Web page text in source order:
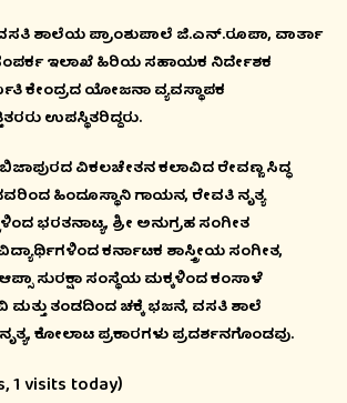
ಶಾಲೆಯ ಪ್ರಾಂಶುಪಾಲೆ ಜಿ.ಎನ್.ರೂಪಾ, ವಾರ್ತಾ
ಇಲಾಖೆ ಹಿರಿಯ ಸಹಾಯಕ ನಿರ್ದೇಶಕ
ಕೇಂದ್ರದ ಯೋಜನಾ ವ್ಯವಸ್ಥಾಪಕ
ಉಪಸ್ಥಿತರಿದ್ದರು.
ವಿಕಲಚೇತನ ಕಲಾವಿದ ರೇವಣ್ಣ ಸಿದ್ಧ
ಹಿಂದೂಸ್ಥಾನಿ ಗಾಯನ, ರೇವತಿ ನೃತ್ಯ
ಭರತನಾಟ್ಯ, ಶ್ರೀ ಅನುಗ್ರಹ ಸಂಗೀತ
ಕರ್ನಾಟಕ ಶಾಸ್ತ್ರೀಯ ಸಂಗೀತ,
ಸುರಕ್ಷಾ ಸಂಸ್ಥೆಯ ಮಕ್ಕಳಿಂದ ಕಂಸಾಳೆ
ತಂಡದಿಂದ ಚಕ್ಕೆ ಭಜನೆ, ವಸತಿ ಶಾಲೆ
ಕೋಲಾಟ ಪ್ರಕಾರಗಳು ಪ್ರದರ್ಶನಗೊಂಡವು.
1 visits today)